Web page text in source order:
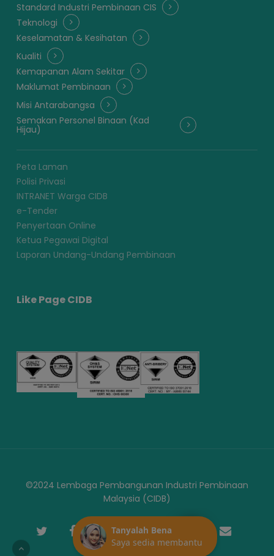
Standard Industri Pembinaan CIS
Teknologi
Keselamatan & Kesihatan
Kualiti
Kemapanan Alam Sekitar
Maklumat Pembinaan
Misi Antarabangsa
Semakan Personel Binaan (Kad
Hijau)
Peta Laman
Polisi Privasi
INTRANET Warga CIDB
e-Tender
Penyertaan Online
Ketua Pegawai Digital
Laporan Undang-Undang Pembinaan
Like Page CIDB
©2024 Lembaga Pembangunan Industri Pembinaan
Malaysia (CIDB)
twitter facebookyoutubeinstagramtelegram phone email